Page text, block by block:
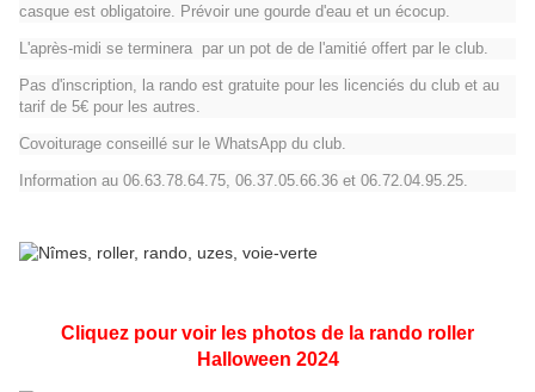
casque est obligatoire. Prévoir une gourde d'eau et un écocup.
L'après-midi se terminera par un pot de de l'amitié offert par le club.
Pas d'inscription, la rando est gratuite pour les licenciés du club et au
tarif de 5€ pour les autres.
Covoiturage conseillé sur le WhatsApp du club.
Information au 06.63.78.64.75, 06.37.05.66.36 et 06.72.04.95.25.
Cliquez pour voir les photos de la rando roller
Halloween 2024